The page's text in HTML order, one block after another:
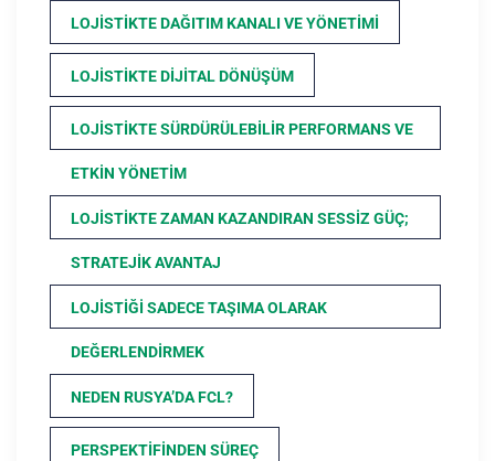
LOJISTIKTE DAĞITIM KANALI VE YÖNETIMI
LOJISTIKTE DIJITAL DÖNÜŞÜM
LOJISTIKTE SÜRDÜRÜLEBILIR PERFORMANS VE
ETKIN YÖNETIM
LOJISTIKTE ZAMAN KAZANDIRAN SESSIZ GÜÇ;
STRATEJIK AVANTAJ
LOJISTIĞI SADECE TAŞIMA OLARAK
DEĞERLENDIRMEK
NEDEN RUSYA’DA FCL?
PERSPEKTIFINDEN SÜREÇ